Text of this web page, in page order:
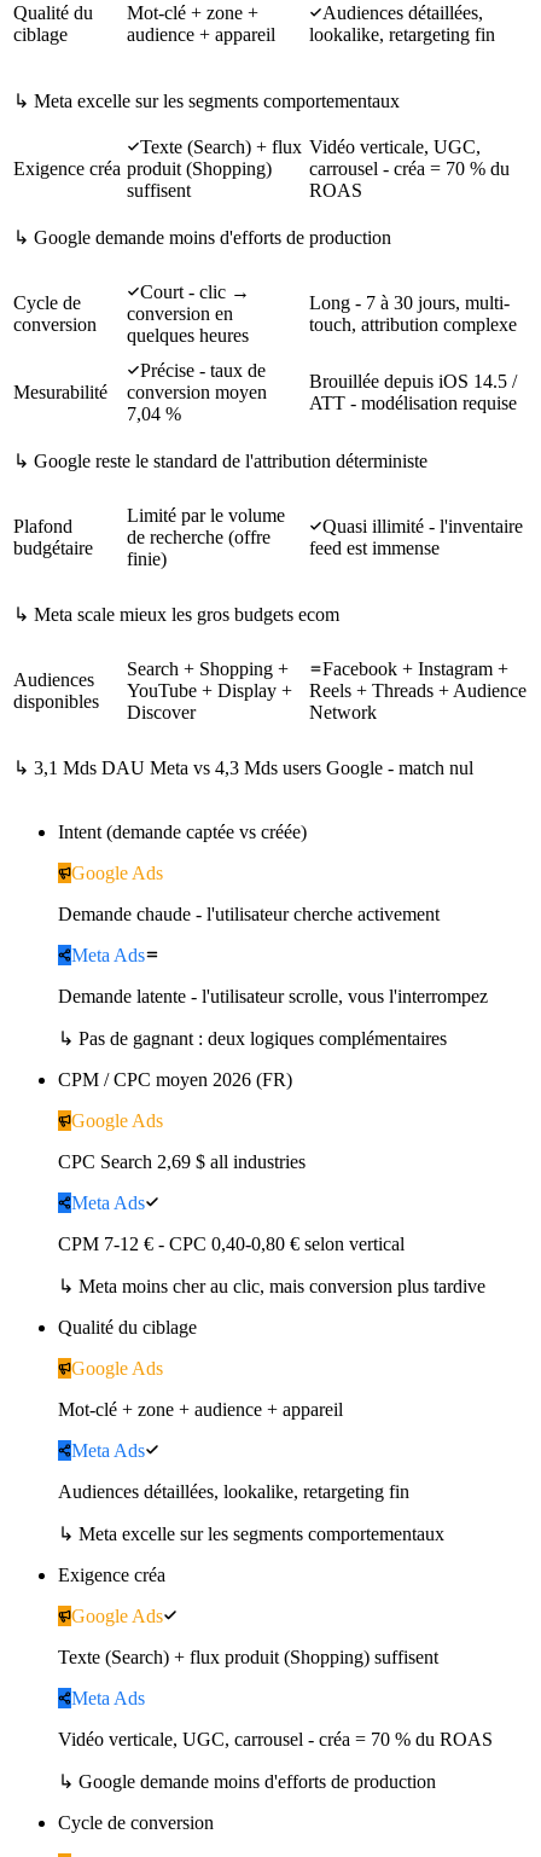
Qualité du
ciblage
Mot-clé + zone +
audience + appareil
Audiences détaillées,
lookalike, retargeting fin
↳ Meta excelle sur les segments comportementaux
Exigence créa
Texte (Search) + flux
produit (Shopping)
suffisent
Vidéo verticale, UGC,
carrousel - créa = 70 % du
ROAS
↳ Google demande moins d'efforts de production
Cycle de
conversion
Court - clic →
conversion en
quelques heures
Long - 7 à 30 jours, multi-
touch, attribution complexe
Mesurabilité
Précise - taux de
conversion moyen
7,04 %
Brouillée depuis iOS 14.5 /
ATT - modélisation requise
↳ Google reste le standard de l'attribution déterministe
Plafond
budgétaire
Limité par le volume
de recherche (offre
finie)
Quasi illimité - l'inventaire
feed est immense
↳ Meta scale mieux les gros budgets ecom
Audiences
disponibles
Search + Shopping +
YouTube + Display +
Discover
Facebook + Instagram +
Reels + Threads + Audience
Network
↳ 3,1 Mds DAU Meta vs 4,3 Mds users Google - match nul
Intent (demande captée vs créée)
Google Ads
Demande chaude - l'utilisateur cherche activement
Meta Ads
Demande latente - l'utilisateur scrolle, vous l'interrompez
↳ Pas de gagnant : deux logiques complémentaires
CPM / CPC moyen 2026 (FR)
Google Ads
CPC Search 2,69 $ all industries
Meta Ads
CPM 7-12 € - CPC 0,40-0,80 € selon vertical
↳ Meta moins cher au clic, mais conversion plus tardive
Qualité du ciblage
Google Ads
Mot-clé + zone + audience + appareil
Meta Ads
Audiences détaillées, lookalike, retargeting fin
↳ Meta excelle sur les segments comportementaux
Exigence créa
Google Ads
Texte (Search) + flux produit (Shopping) suffisent
Meta Ads
Vidéo verticale, UGC, carrousel - créa = 70 % du ROAS
↳ Google demande moins d'efforts de production
Cycle de conversion